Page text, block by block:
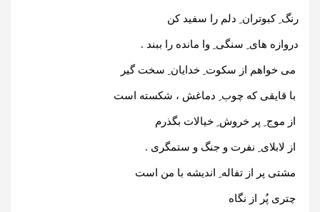
رنگ ِ کبوتران ِ دلم را سفید کن
دروازه های ِ سنگی ِ وا مانده را ببند .
می خواهم از سکوت ِ خدایان ِ سخت گیر
با قایقی که چوب ِ دماغش ، شکسته است
از موج ِ پر خروش ِ خیالات بگذرم
از لابلای ِ نفرت و جنگ و ستمگری .
مشتی پر از تفاله ِ اندیشه با من است
چتری پُر از نگاه